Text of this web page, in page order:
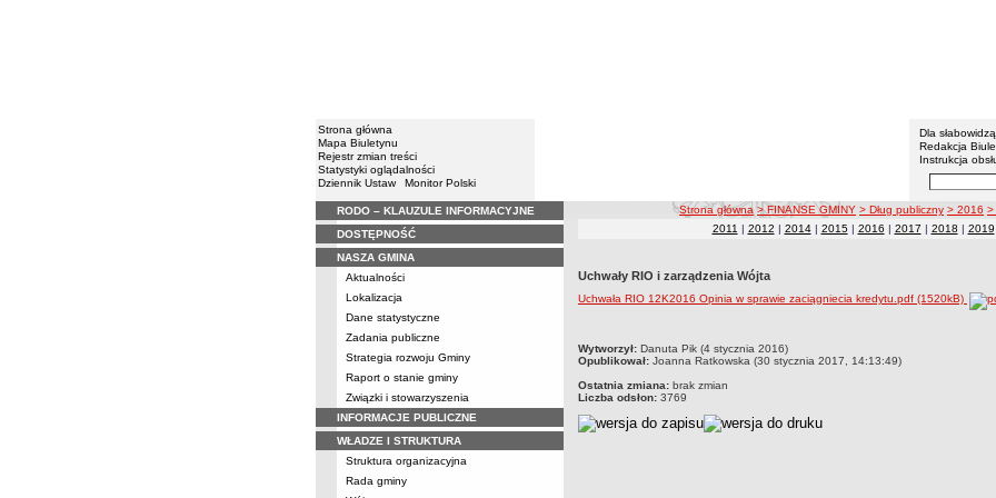
Strona główna
Mapa Biuletynu
Rejestr zmian treści
Statystyki oglądalności
Dziennik Ustaw
Monitor Polski
Gmina
Menu
Dla
Redakcja
Instrukcja
Wyszukiwarka
Menu
RODO – KLAUZULE INFORMACYJNE
DOSTĘPNOŚĆ
NASZA GMINA
Aktualności
Lokalizacja
Dane statystyczne
Zadania publiczne
Strategia rozwoju Gminy
Raport o stanie gminy
Związki i stowarzyszenia
INFORMACJE PUBLICZNE
WŁADZE I STRUKTURA
Struktura organizacyjna
Rada gminy
ścieżka nawigacji
Strona główna > FINANSE GMINY > Dług publiczny > 2016 >
2011 | 2012 | 2014| 2015| 2016 | 2017 | 2018 | 2019
Uchwały RIO i zarządzenia Wójta
Uchwała RIO 12K2016 Opinia w sprawie zaciągniecia kredytu.pdf (1520kB)
metryczka
Wytworzył: Danuta Pik (4 stycznia 2016)
Opublikował: Joanna Ratkowska (30 stycznia 2017, 14:13:49)
Ostatnia zmiana: brak zmian
Liczba odsłon: 3769